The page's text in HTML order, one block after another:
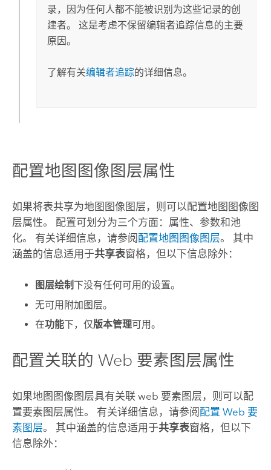
录，因为任何人都不能被识别为这些记录的创
建者。 这是考虑不保留编辑者追踪信息的主要
原因。
了解有关编辑者追踪的详细信息。
配置地图图像图层属性
如果将表共享为地图图像图层，则可以配置地图图像图
层属性。 配置可划分为三个方面：属性、参数和池
化。 有关详细信息，请参阅配置地图图像图层。 其中
涵盖的信息适用于共享表窗格，但以下信息除外：
图层绘制 下没有任何可用的设置。
无可用附加图层。
在功能下，仅版本管理可用。
配置关联的 Web 要素图层属性
如果地图图像图层具有关联 web 要素图层，则可以配
置要素图层属性。 有关详细信息，请参阅配置 Web 要
素图层。 其中涵盖的信息适用于共享表窗格，但以下
信息除外：